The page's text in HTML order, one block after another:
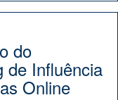
do
de Influência
Online